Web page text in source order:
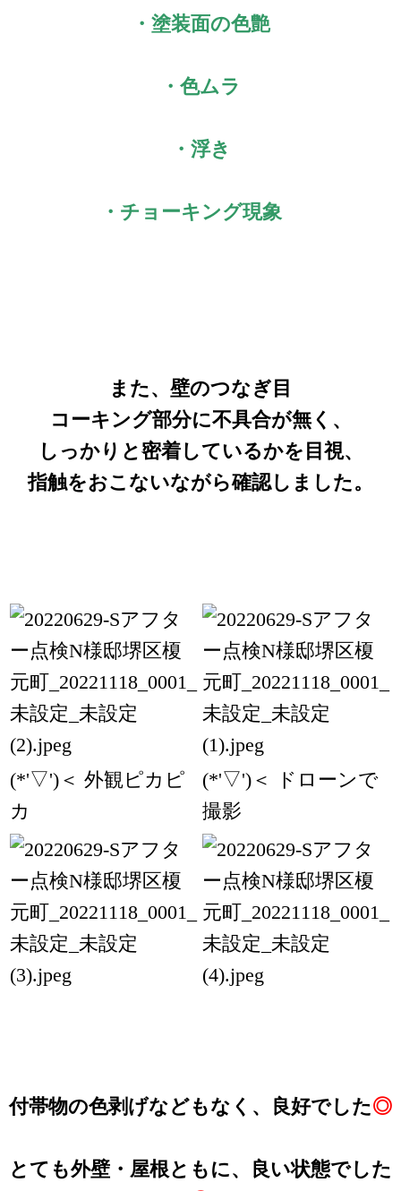
・塗装面の色艶
・色ムラ
・浮き
・チョーキング現象
また、 壁のつなぎ目
コーキング部分に不具合が無く、
しっかりと密着しているかを目視、
指触をおこないながら確認しました。
(*'▽')＜ 外観ピカピ
カ
(*'▽')＜ ドローンで
撮影
付帯物の色剥げなどもなく、良好でした◎
とても外壁・屋根ともに、良い状態でした